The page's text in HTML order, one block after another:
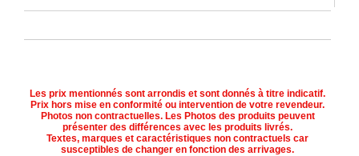
Les prix mentionnés sont arrondis et sont donnés à titre indicatif.
Prix hors mise en conformité ou intervention de votre revendeur.
Photos non contractuelles. Les Photos des produits peuvent
présenter des différences avec les produits livrés.
Textes, marques et caractéristiques non contractuels car
susceptibles de changer en fonction des arrivages.